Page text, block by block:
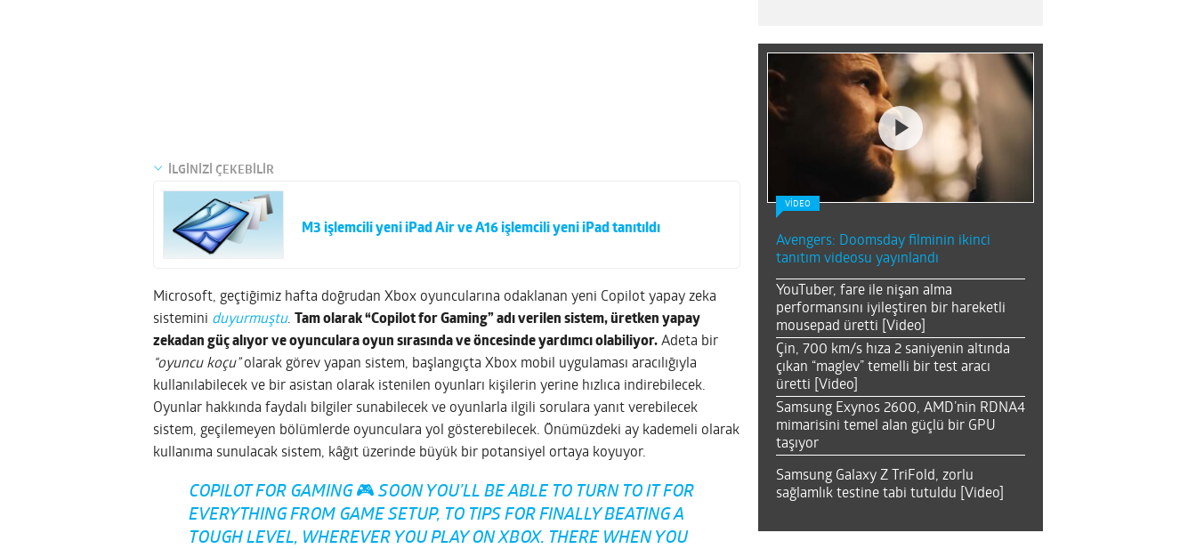
İLGİNİZİ ÇEKEBİLİR
M3 işlemcili yeni iPad Air ve A16 işlemcili yeni iPad tanıtıldı
Microsoft, geçtiğimiz hafta doğrudan Xbox oyuncularına odaklanan yeni Copilot yapay zeka
sistemini duyurmuştu.
Tam olarak “Copilot for Gaming” adı verilen sistem, üretken yapay
zekadan güç alıyor ve oyunculara oyun sırasında ve öncesinde yardımcı olabiliyor. Adeta bir
“oyuncu koçu”olarak görev yapan sistem, başlangıçta Xbox mobil uygulaması aracılığıyla
kullanılabilecek ve bir asistan olarak istenilen oyunları kişilerin yerine hızlıca indirebilecek.
Oyunlar hakkında faydalı bilgiler sunabilecek ve oyunlarla ilgili sorulara yanıt verebilecek
sistem, geçilemeyen bölümlerde oyunculara yol gösterebilecek. Önümüzdeki ay kademeli olarak
kullanıma sunulacak sistem, kâğıt üzerinde büyük bir potansiyel ortaya koyuyor.
COPILOT FOR GAMING 🎮 SOON YOU’LL BE ABLE TO TURN TO IT FOR
EVERYTHING FROM GAME SETUP, TO TIPS FOR FINALLY BEATING A
TOUGH LEVEL, WHEREVER YOU PLAY ON XBOX. THERE WHEN YOU
VİDEO
Avengers: Doomsday filminin ikinci
tanıtım videosu yayınlandı
YouTuber, fare ile nişan alma
performansını iyileştiren bir hareketli
mousepad üretti [Video]
Çin, 700 km/s hıza 2 saniyenin altında
çıkan “maglev” temelli bir test aracı
üretti [Video]
Samsung Exynos 2600, AMD’nin RDNA4
mimarisini temel alan güçlü bir GPU
taşıyor
Samsung Galaxy Z TriFold, zorlu
sağlamlık testine tabi tutuldu [Video]